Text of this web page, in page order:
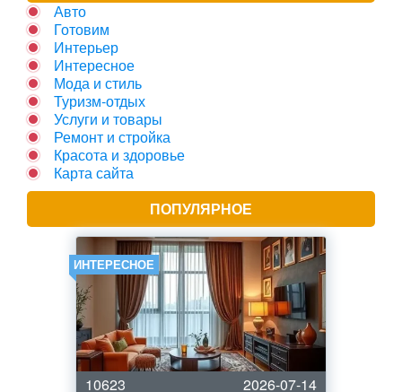
Авто
Готовим
Интерьер
Интересное
Мода и стиль
Туризм-отдых
Услуги и товары
Ремонт и стройка
Красота и здоровье
Карта сайта
ПОПУЛЯРНОЕ
ИНТЕРЕСНОЕ
10623
2026-07-14